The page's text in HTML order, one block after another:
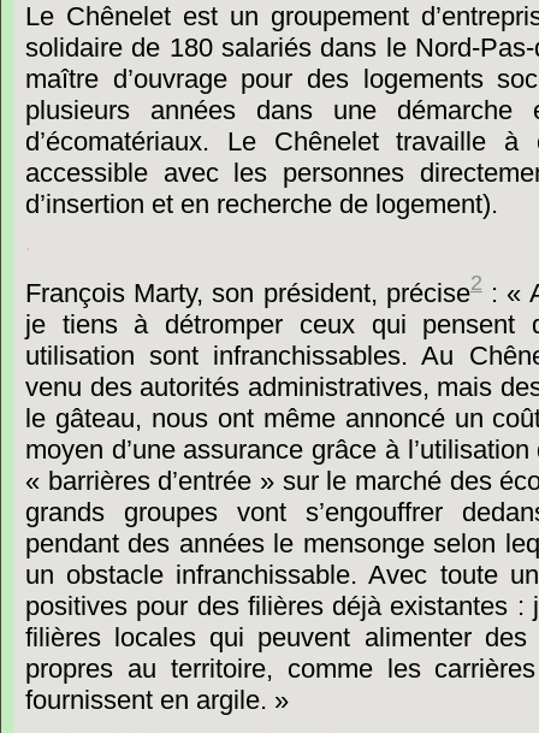
Le Chênelet est un groupement
solidaire de 180 salariés dans le Nord-
maître d’ouvrage pour des logements
plusieurs
années dans une démarche
d’écomatériaux.
Le Chênelet travaille à
accessible avec les personnes
d’insertion et en recherche de logement).
.
François Marty, son président, précise2 : «
je tiens à détromper ceux qui pensent
utilisation sont infranchissables. Au
venu des autorités administratives, mais
le gâteau, nous ont même annoncé un
moyen d’une assurance grâce à l’utilisation
« barrières d’entrée » sur le marché des
grands
groupes vont s’engouffrer
pendant des années le mensonge selon
un obstacle infranchissable. Avec toute
positives pour des filières déjà existantes :
filières locales qui peuvent alimenter des
propres au territoire, comme les carrières
fournissent en argile. »